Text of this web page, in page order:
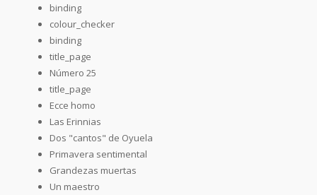
binding
colour_checker
binding
title_page
Número 25
title_page
Ecce homo
Las Erinnias
Dos "cantos" de Oyuela
Primavera sentimental
Grandezas muertas
Un maestro